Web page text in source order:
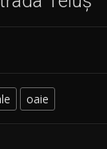
oaie